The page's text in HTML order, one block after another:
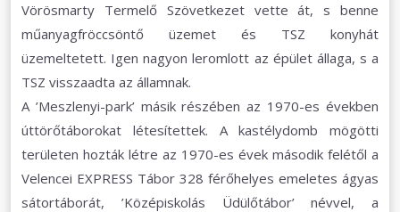
Vörösmarty Termelő Szövetkezet vette át, s benne
műanyagfröccsöntő üzemet és TSZ konyhát
üzemeltetett. Igen nagyon leromlott az épület állaga, s a
TSZ visszaadta az államnak.
A ’Meszlenyi-park’ másik részében az 1970-es években
úttörőtáborokat létesítettek. A kastélydomb mögötti
területen hozták létre az 1970-es évek második felétől a
Velencei EXPRESS Tábor 328 férőhelyes emeletes ágyas
sátortáborát, ’Középiskolás Üdülőtábor’ névvel, a